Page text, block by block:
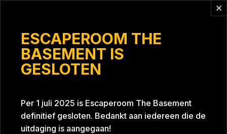
ESCAPEROOM THE
BASEMENT IS
GESLOTEN
Per 1 juli 2025 is Escaperoom The Basement
definitief gesloten. Bedankt aan iedereen die de
uitdaging is aangegaan!